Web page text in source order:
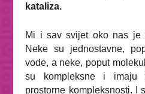
kataliza.
Mi i sav svijet oko nas je
Neke su jednostavne,
vode, a neke, poput
su kompleksne i
prostorne kompleksnosti. I